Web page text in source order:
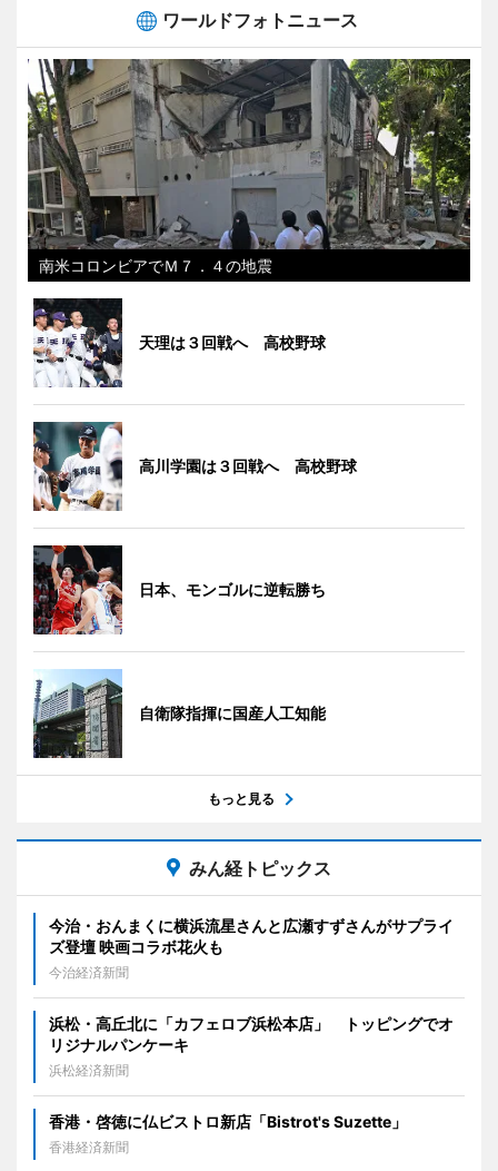
ワールドフォトニュース
南米コロンビアでＭ７．４の地震
天理は３回戦へ 高校野球
高川学園は３回戦へ 高校野球
日本、モンゴルに逆転勝ち
自衛隊指揮に国産人工知能
もっと見る
みん経トピックス
今治・おんまくに横浜流星さんと広瀬すずさんがサプライ
ズ登壇 映画コラボ花火も
今治経済新聞
浜松・高丘北に「カフェロブ浜松本店」 トッピングでオ
リジナルパンケーキ
浜松経済新聞
香港・啓徳に仏ビストロ新店「Bistrot's Suzette」
香港経済新聞